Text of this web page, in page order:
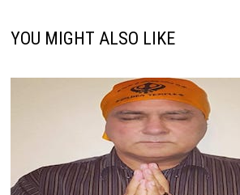
YOU MIGHT ALSO LIKE